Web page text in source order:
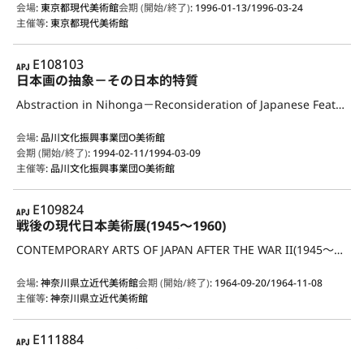
会場:東京都現代美術館会期 (開始/終了): 1996-01-13/1996-03-24
主催等:東京都現代美術館
APJ
E108103
日本画の抽象－その日本的特質
Abstraction in Nihonga－Reconsideration of Japanese Features－
会場: 品川文化振興事業団O美術館
会期 (開始/終了): 1994-02-11/1994-03-09
主催等: 品川文化振興事業団O美術館
APJ
E109824
戦後の現代日本美術展(1945～1960)
CONTEMPORARY ARTS OF JAPAN AFTER THE WAR II(1945～1960)
会場:神奈川県立近代美術館会期 (開始/終了): 1964-09-20/1964-11-08
主催等:神奈川県立近代美術館
APJ
E111884